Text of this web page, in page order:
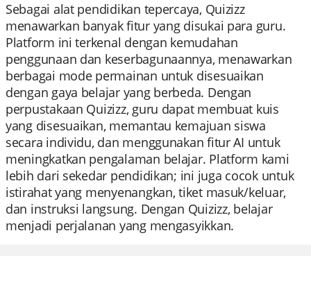
Sebagai alat pendidikan tepercaya, Quizizz
menawarkan banyak fitur yang disukai para guru.
Platform ini terkenal dengan kemudahan
penggunaan dan keserbagunaannya, menawarkan
berbagai mode permainan untuk disesuaikan
dengan gaya belajar yang berbeda. Dengan
perpustakaan Quizizz, guru dapat membuat kuis
yang disesuaikan, memantau kemajuan siswa
secara individu, dan menggunakan fitur AI untuk
meningkatkan pengalaman belajar. Platform kami
lebih dari sekedar pendidikan; ini juga cocok untuk
istirahat yang menyenangkan, tiket masuk/keluar,
dan instruksi langsung. Dengan Quizizz, belajar
menjadi perjalanan yang mengasyikkan.